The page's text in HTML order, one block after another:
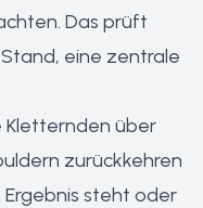
Das prüft
eine zentrale
Kletternden über
zurückkehren
Ergebnis steht oder